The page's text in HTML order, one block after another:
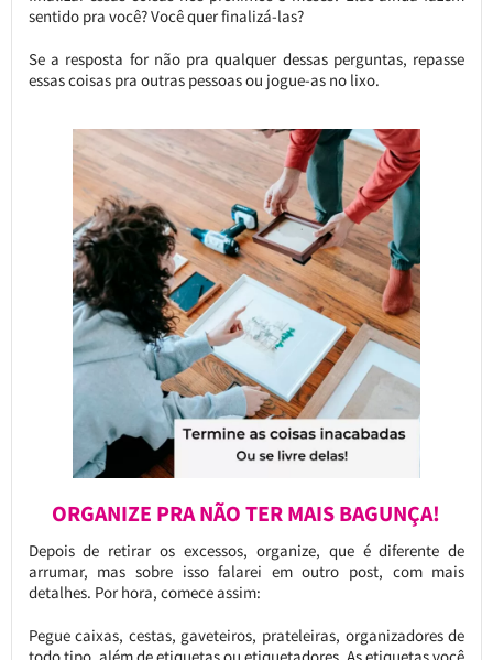
sentido pra você? Você quer finalizá-las?
Se a resposta for não pra qualquer dessas perguntas, repasse
essas coisas pra outras pessoas ou jogue-as no lixo.
ORGANIZE PRA NÃO TER MAIS BAGUNÇA!
Depois de retirar os excessos, organize, que é diferente de
arrumar, mas sobre isso falarei em outro post, com mais
detalhes. Por hora, comece assim:
Pegue caixas, cestas, gaveteiros, prateleiras, organizadores de